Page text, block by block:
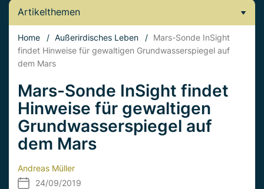
Artikelthemen
Home / Außerirdisches Leben / Mars-Sonde InSight
findet Hinweise für gewaltigen Grundwasserspiegel auf
dem Mars
Mars-Sonde InSight findet
Hinweise für gewaltigen
Grundwasserspiegel auf
dem Mars
Andreas Müller
24/09/2019